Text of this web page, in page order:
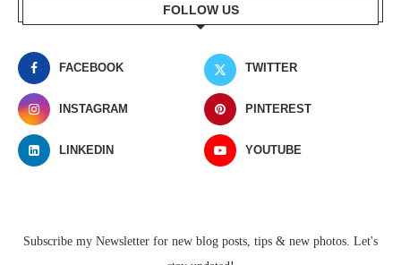
FOLLOW US
FACEBOOK TWITTER
INSTAGRAM PINTEREST
LINKEDIN YOUTUBE
Subscribe my Newsletter for new blog posts, tips & new photos. Let's